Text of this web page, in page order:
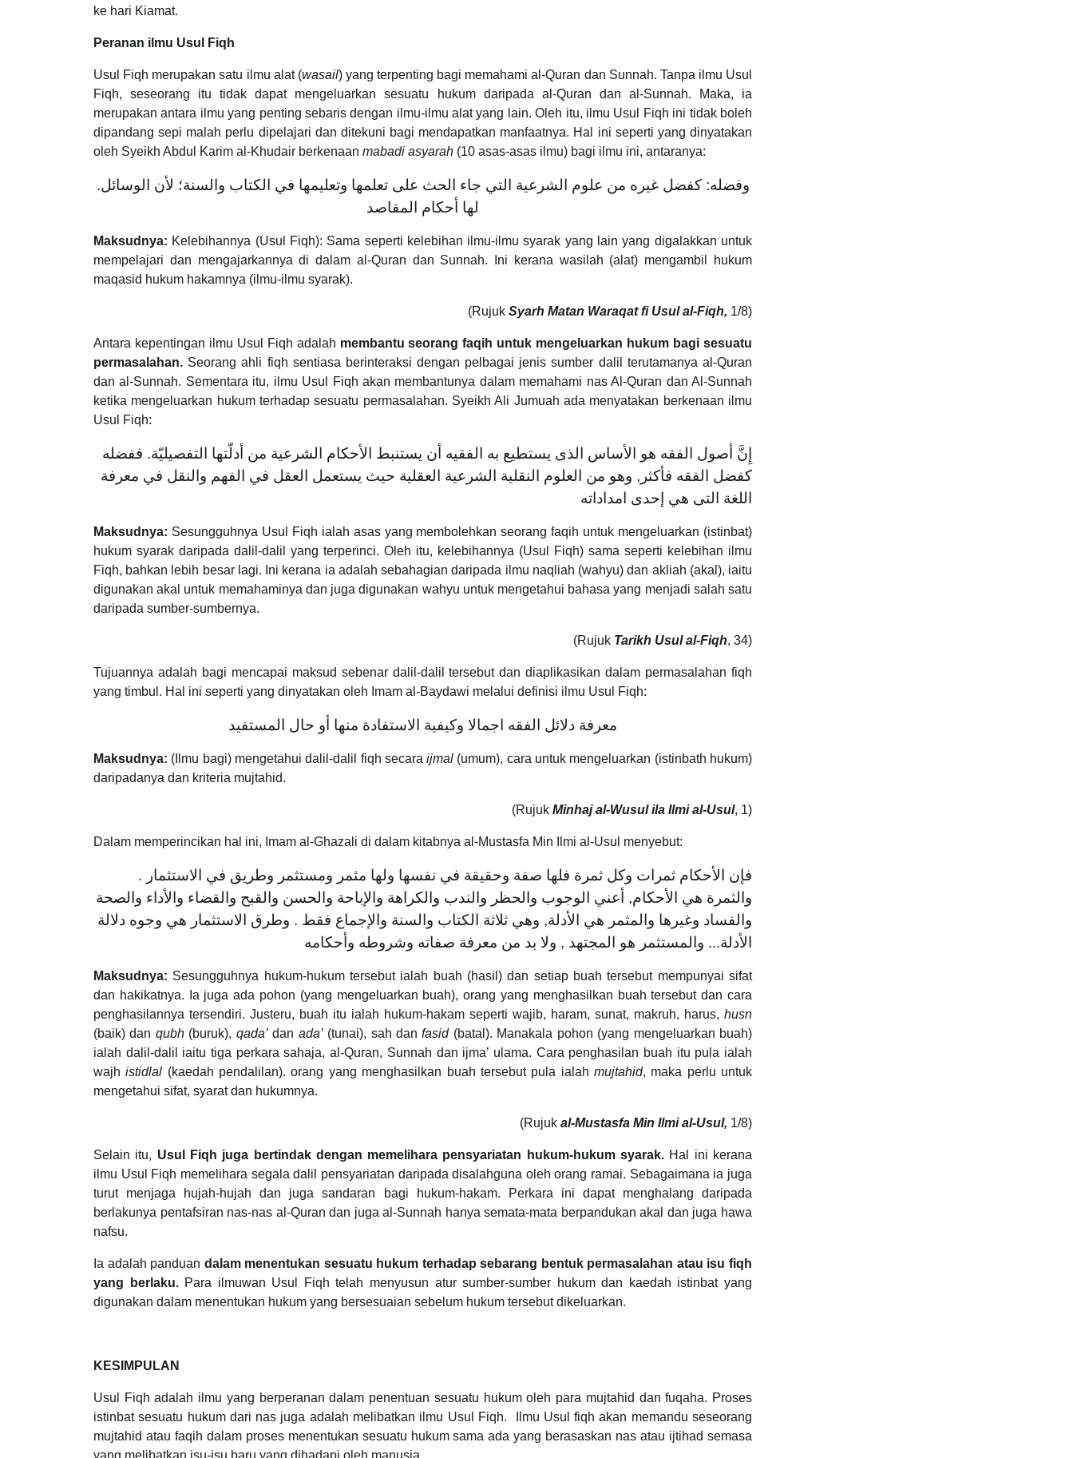
ke hari Kiamat.
Peranan ilmu Usul Fiqh
Usul Fiqh merupakan satu ilmu alat (wasail) yang terpenting bagi memahami al-Quran dan Sunnah. Tanpa ilmu Usul
Fiqh, seseorang itu tidak dapat mengeluarkan sesuatu hukum daripada al-Quran dan al-Sunnah. Maka, ia
merupakan antara ilmu yang penting sebaris dengan ilmu-ilmu alat yang lain. Oleh itu, ilmu Usul Fiqh ini tidak boleh
dipandang sepi malah perlu dipelajari dan ditekuni bagi mendapatkan manfaatnya. Hal ini seperti yang dinyatakan
oleh Syeikh Abdul Karim al-Khudair berkenaan mabadi asyarah (10 asas-asas ilmu) bagi ilmu ini, antaranya:
.وفضله: كفضل غيره من علوم الشرعية التي جاء الحث على تعلمها وتعليمها في الكتاب والسنة؛ لأن الوسائل
لها أحكام المقاصد
Maksudnya: Kelebihannya (Usul Fiqh): Sama seperti kelebihan ilmu-ilmu syarak yang lain yang digalakkan untuk
mempelajari dan mengajarkannya di dalam al-Quran dan Sunnah. Ini kerana wasilah (alat) mengambil hukum
maqasid hukum hakamnya (ilmu-ilmu syarak).
(Rujuk Syarh Matan Waraqat fi Usul al-Fiqh, 1/8)
Antara kepentingan ilmu Usul Fiqh adalah membantu seorang faqih untuk mengeluarkan hukum bagi sesuatu
permasalahan. Seorang ahli fiqh sentiasa berinteraksi dengan pelbagai jenis sumber dalil terutamanya al-Quran
dan al-Sunnah. Sementara itu, ilmu Usul Fiqh akan membantunya dalam memahami nas Al-Quran dan Al-Sunnah
ketika mengeluarkan hukum terhadap sesuatu permasalahan. Syeikh Ali Jumuah ada menyatakan berkenaan ilmu
Usul Fiqh:
إِنَّ أصول الفقه هو الأساس الذى يستطيع به الفقيه أن يستنبط الأحكام الشرعية من أدلّتها التفصيليّة. ففضله
كفضل الفقه فأكثر, وهو من العلوم النقلية الشرعية العقلية حيث يستعمل العقل في الفهم والنقل في معرفة
اللغة التى هي إحدى امداداته
Maksudnya: Sesungguhnya Usul Fiqh ialah asas yang membolehkan seorang faqih untuk mengeluarkan (istinbat)
hukum syarak daripada dalil-dalil yang terperinci. Oleh itu, kelebihannya (Usul Fiqh) sama seperti kelebihan ilmu
Fiqh, bahkan lebih besar lagi. Ini kerana ia adalah sebahagian daripada ilmu naqliah (wahyu) dan akliah (akal), iaitu
digunakan akal untuk memahaminya dan juga digunakan wahyu untuk mengetahui bahasa yang menjadi salah satu
daripada sumber-sumbernya.
(Rujuk Tarikh Usul al-Fiqh, 34)
Tujuannya adalah bagi mencapai maksud sebenar dalil-dalil tersebut dan diaplikasikan dalam permasalahan fiqh
yang timbul. Hal ini seperti yang dinyatakan oleh Imam al-Baydawi melalui definisi ilmu Usul Fiqh:
معرفة دلائل الفقه اجمالا وكيفية الاستفادة منها أو حال المستفيد
Maksudnya: (Ilmu bagi) mengetahui dalil-dalil fiqh secaraijmal (umum), cara untuk mengeluarkan (istinbath hukum)
daripadanya dan kriteria mujtahid.
(Rujuk Minhaj al-Wusul ila Ilmi al-Usul, 1)
Dalam memperincikan hal ini, Imam al-Ghazali di dalam kitabnya al-Mustasfa Min Ilmi al-Usul menyebut:
فإن الأحكام ثمرات وكل ثمرة فلها صفة وحقيقة في نفسها ولها مثمر ومستثمر وطريق في الاستثمار .
والثمرة هي الأحكام, أعني الوجوب والحظر والندب والكراهة والإباحة والحسن والقبح والقضاء والأداء والصحة
والفساد وغيرها والمثمر هي الأدلة, وهي ثلاثة الكتاب والسنة والإجماع فقط . وطرق الاستثمار هي وجوه دلالة
الأدلة... والمستثمر هو المجتهد , ولا بد من معرفة صفاته وشروطه وأحكامه
Maksudnya: Sesungguhnya hukum-hukum tersebut ialah buah (hasil) dan setiap buah tersebut mempunyai sifat
dan hakikatnya. Ia juga ada pohon (yang mengeluarkan buah), orang yang menghasilkan buah tersebut dan cara
penghasilannya tersendiri. Justeru, buah itu ialah hukum-hakam seperti wajib, haram, sunat, makruh, harus, husn
(baik) dan qubh(buruk), qada’dan ada’(tunai), sah danfasid(batal). Manakala pohon (yang mengeluarkan buah)
ialah dalil-dalil iaitu tiga perkara sahaja, al-Quran, Sunnah dan ijma’ ulama. Cara penghasilan buah itu pula ialah
wajhistidlal (kaedah pendalilan). orang yang menghasilkan buah tersebut pula ialah mujtahid, maka perlu untuk
mengetahui sifat, syarat dan hukumnya.
(Rujuk al-Mustasfa Min Ilmi al-Usul, 1/8)
Selain itu, Usul Fiqh juga bertindak dengan memelihara pensyariatan hukum-hukum syarak. Hal ini kerana
ilmu Usul Fiqh memelihara segala dalil pensyariatan daripada disalahguna oleh orang ramai. Sebagaimana ia juga
turut menjaga hujah-hujah dan juga sandaran bagi hukum-hakam. Perkara ini dapat menghalang daripada
berlakunya pentafsiran nas-nas al-Quran dan juga al-Sunnah hanya semata-mata berpandukan akal dan juga hawa
nafsu.
Ia adalah panduan dalam menentukan sesuatu hukum terhadap sebarang bentuk permasalahan atau isu fiqh
yang berlaku.Para ilmuwan Usul Fiqh telah menyusun atur sumber-sumber hukum dan kaedah istinbat yang
digunakan dalam menentukan hukum yang bersesuaian sebelum hukum tersebut dikeluarkan.
KESIMPULAN
Usul Fiqh adalah ilmu yang berperanan dalam penentuan sesuatu hukum oleh para mujtahid dan fuqaha. Proses
istinbat sesuatu hukum dari nas juga adalah melibatkan ilmu Usul Fiqh. Ilmu Usul fiqh akan memandu seseorang
mujtahid atau faqih dalam proses menentukan sesuatu hukum sama ada yang berasaskan nas atau ijtihad semasa